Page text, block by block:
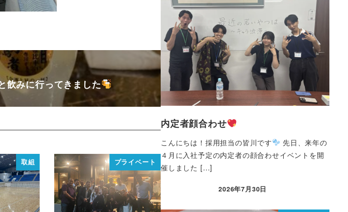
飲みに行ってきました
取組 プライベート
内定者顔合わせ
こんにちは！採用担当の皆川です
先日、来年の
４月に入社予定の内定者の顔合わせイベントを開
催しました […]
2026年7月30日